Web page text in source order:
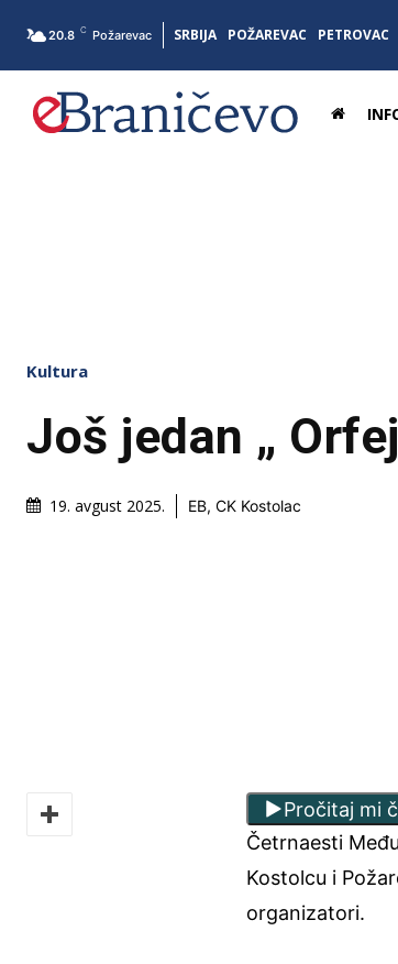
20.8 C Požarevac SRBIJA POŽAREVAC PETROVAC
Kultura
Još jedan „
19. avgust 2025. EB, CK Kostolac
Pročitaj mi
Četrnaesti
Kostolcu i
organizatori.